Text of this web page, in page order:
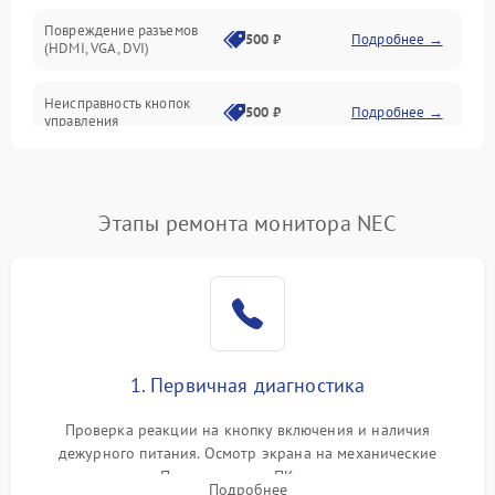
Повреждение разъемов
(HDMI, VGA, DVI)
500 ₽ Подробнее →
Неисправность кнопок
управления
500 ₽ Подробнее →
Повреждение кабеля
1000 ₽
Поломка системы
автоматического
1000 ₽ Подробнее →
Неисправность системы
1000 ₽
Этапы ремонта монитора NEC
1. Первичная диагностика
Проверка реакции на кнопку включения и наличия
дежурного питания. Осмотр экрана на механические
повреждения. Подключение к ПК для оценки вывода
Подробнее